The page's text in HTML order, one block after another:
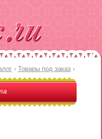
› Товары под заказ ›